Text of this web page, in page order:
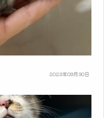
2023年09月30日